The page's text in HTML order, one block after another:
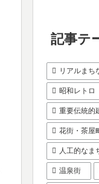
記事テ
リアルまち
昭和レトロ
重要伝統的
花街・茶屋
人工的なま
温泉街